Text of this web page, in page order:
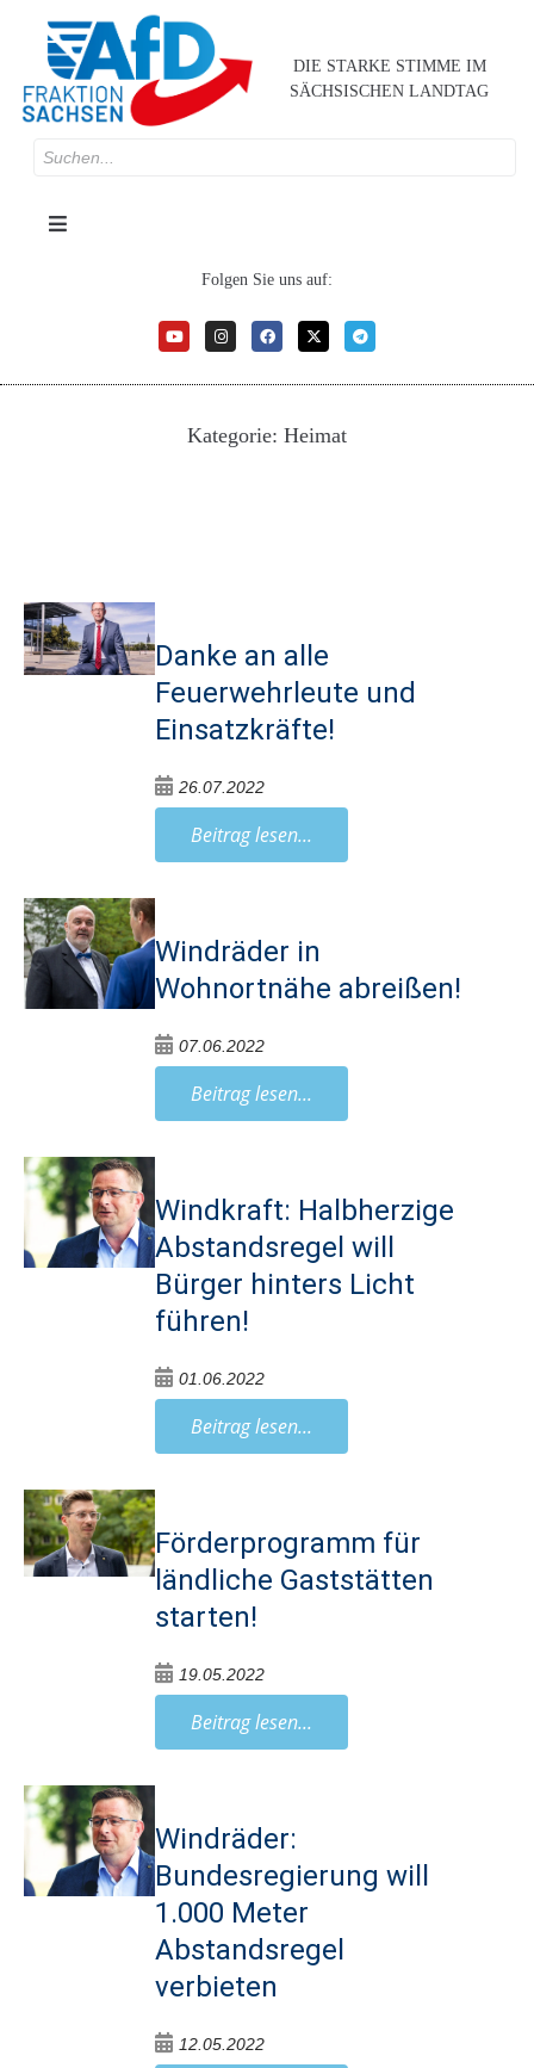
DIE STARKE STIMME IM
SÄCHSISCHEN LANDTAG
Folgen Sie uns auf:
Kategorie: Heimat
Danke an alle
Feuerwehrleute und
Einsatzkräfte!
26.07.2022
Beitrag lesen...
Windräder in
Wohnortnähe abreißen!
07.06.2022
Beitrag lesen...
Windkraft: Halbherzige
Abstandsregel will
Bürger hinters Licht
führen!
01.06.2022
Beitrag lesen...
Förderprogramm für
ländliche Gaststätten
starten!
19.05.2022
Beitrag lesen...
Windräder:
Bundesregierung will
1.000 Meter
Abstandsregel
verbieten
12.05.2022